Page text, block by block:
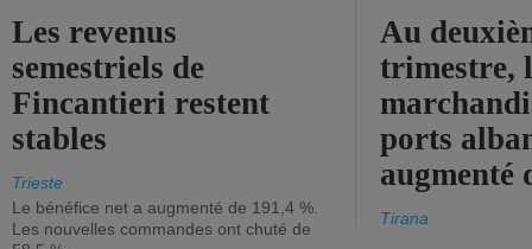
Les revenus
semestriels de
Fincantieri restent
stables
Trieste
Le bénéfice net a augmenté de 191,4 %.
Les nouvelles commandes ont chuté de
Au
trimestre,
ports
augmenté
Tirana